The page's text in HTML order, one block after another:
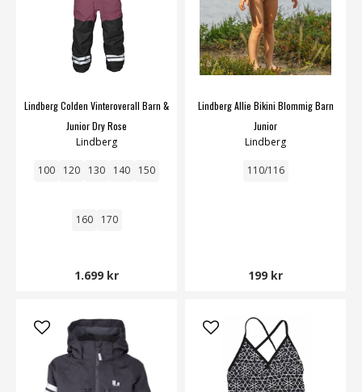
Lindberg Colden Vinteroverall Barn &
Junior Dry Rose
Lindberg
100 120 130 140 150
160 170
1.699 kr
Lindberg Allie Bikini Blommig Barn
Junior
Lindberg
110/116
199 kr